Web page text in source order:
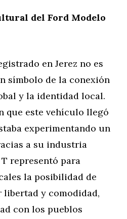
del Ford Modelo
en Jerez no es
símbolo de la conexión
y la identidad local.
que este vehículo llegó
experimentando un
a su industria
representó para
la posibilidad de
libertad y comodidad,
con los pueblos